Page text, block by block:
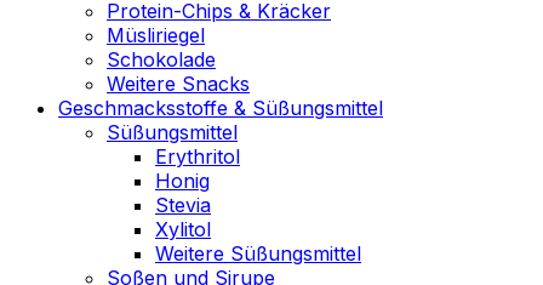
Protein-Chips & Kräcker
Müsliriegel
Schokolade
Weitere Snacks
Geschmacksstoffe & Süßungsmittel
Süßungsmittel
Erythritol
Honig
Stevia
Xylitol
Weitere Süßungsmittel
Soßen und Sirupe